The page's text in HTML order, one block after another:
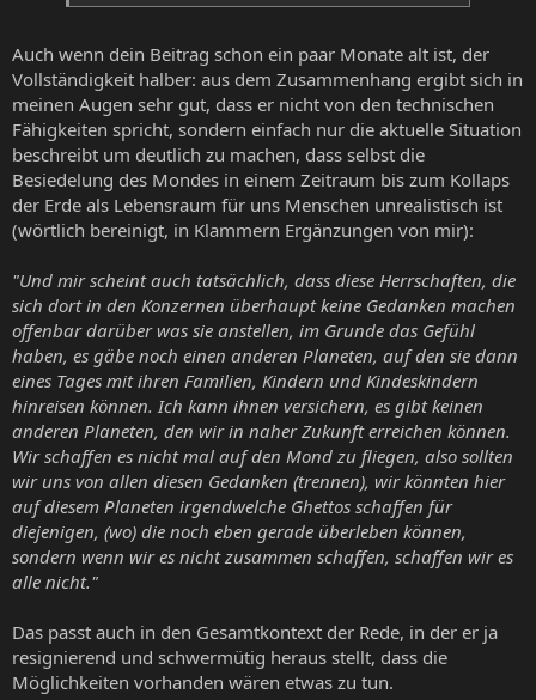
Auch wenn dein Beitrag schon ein paar Monate alt ist, der
Vollständigkeit halber: aus dem Zusammenhang ergibt sich in
meinen Augen sehr gut, dass er nicht von den technischen
Fähigkeiten spricht, sondern einfach nur die aktuelle Situation
beschreibt um deutlich zu machen, dass selbst die
Besiedelung des Mondes in einem Zeitraum bis zum Kollaps
der Erde als Lebensraum für uns Menschen unrealistisch ist
(wörtlich bereinigt, in Klammern Ergänzungen von mir):
"Und mir scheint auch tatsächlich, dass diese Herrschaften, die
sich dort in den Konzernen überhaupt keine Gedanken machen
offenbar darüber was sie anstellen, im Grunde das Gefühl
haben, es gäbe noch einen anderen Planeten, auf den sie dann
eines Tages mit ihren Familien, Kindern und Kindeskindern
hinreisen können. Ich kann ihnen versichern, es gibt keinen
anderen Planeten, den wir in naher Zukunft erreichen können.
Wir schaffen es nicht mal auf den Mond zu fliegen, also sollten
wir uns von allen diesen Gedanken (trennen), wir könnten hier
auf diesem Planeten irgendwelche Ghettos schaffen für
diejenigen, (wo) die noch eben gerade überleben können,
sondern wenn wir es nicht zusammen schaffen, schaffen wir es
alle nicht."
Das passt auch in den Gesamtkontext der Rede, in der er ja
resignierend und schwermütig heraus stellt, dass die
Möglichkeiten vorhanden wären etwas zu tun.